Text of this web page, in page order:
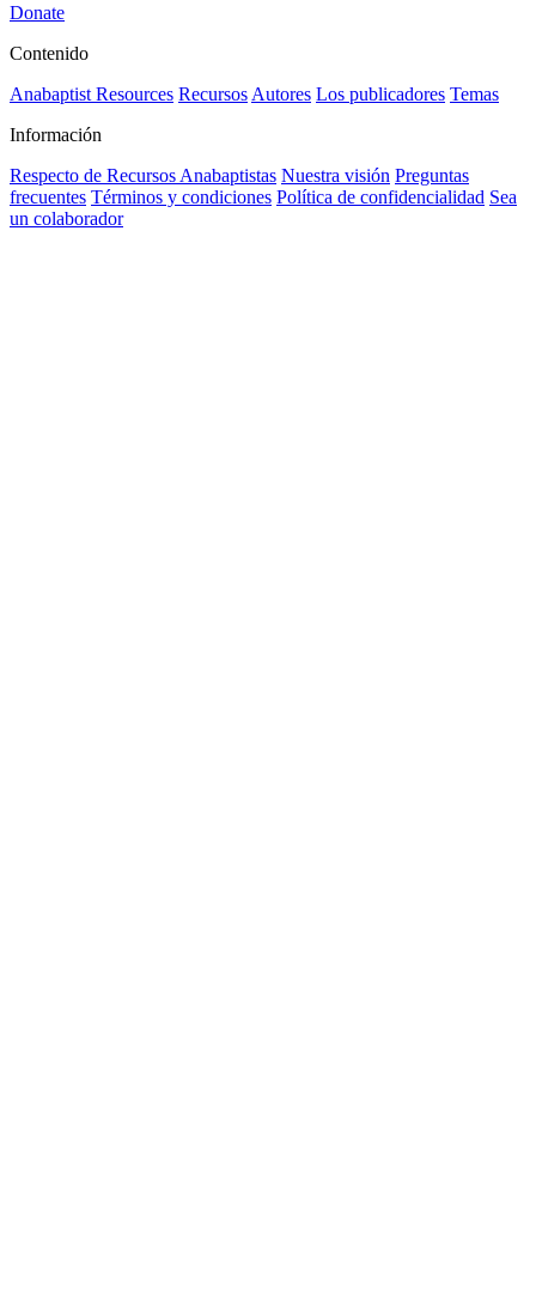
Donate
Contenido
Anabaptist Resources Recursos Autores Los publicadores Temas
Información
Respecto de Recursos Anabaptistas Nuestra visión Preguntas
frecuentes Términos y condiciones Política de confidencialidad Sea
un colaborador